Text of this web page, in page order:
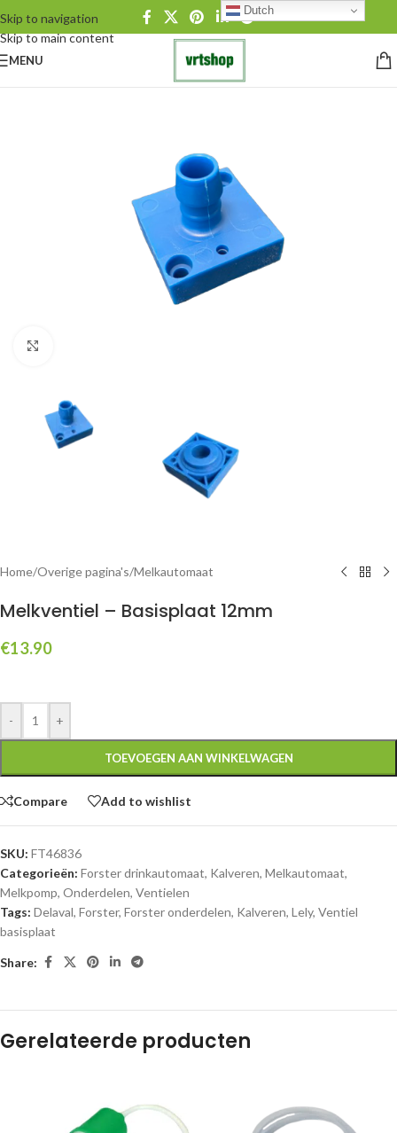
Skip to navigation
Skip to main content
MENU
Home/Overige pagina's/Melkautomaat
Melkventiel – Basisplaat 12mm
€13.90
- +
TOEVOEGEN AAN WINKELWAGEN
Compare Add to wishlist
SKU: FT46836
Categorieën: Forster drinkautomaat, Kalveren, Melkautomaat,
Melkpomp, Onderdelen, Ventielen
Tags: Delaval, Forster, Forster onderdelen, Kalveren, Lely, Ventiel
basisplaat
Share:
Gerelateerde producten
Dutch